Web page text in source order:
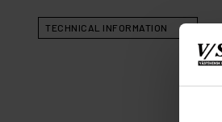
TECHNICAL INFORMATION